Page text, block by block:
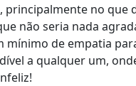
no
não seria nada
de empatia
a qualquer um,